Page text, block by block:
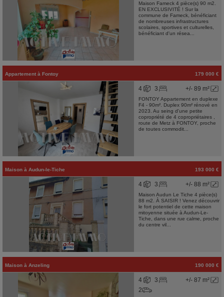
Maison Fameck 4 pièce(s) 90 m2.
EN EXCLUSIVITÉ ! Sur la
commune de Fameck, bénéficiant
de nombreuses infrastructures
scolaires, sportives et culturelles,
bénéficiant d'un résea...
Appartement à Fontoy 179 000 €
+/- 89 m²
4 3
FONTOY Appartement en duplexe
F4 - 90m². Duplex 90m² rénové en
2023. Au seing d'une petite
copropriété de 4 copropriétaires ,
route de Metz à FONTOY, proche
de toutes commodit...
Maison à Audun-le-Tiche 193 000 €
+/- 88 m²
4 3
Maison Audun Le Tiche 4 pièce(s)
88 m2. À SAISIR ! Venez découvrir
le fort potentiel de cette maison
mitoyenne située à Audun-Le-
Tiche, dans une rue calme, proche
du centre vil...
Maison à Anzeling 190 000 €
+/- 87 m²
4
3
2